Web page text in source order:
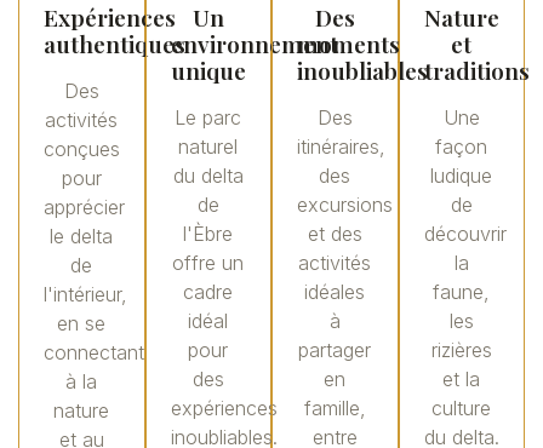
Expériences
authentiques
Des
activités
conçues
pour
apprécier
le delta
de
l'intérieur,
en se
connectant
à la
nature
et au
Un
environnement
unique
Le parc
naturel
du delta
de
l'Èbre
offre un
cadre
idéal
pour
des
expériences
inoubliables.
Des
moments
inoubliables
Des
itinéraires,
des
excursions
et des
activités
idéales
à
partager
en
famille,
entre
Nature
et
traditions
Une
façon
ludique
de
découvrir
la
faune,
les
rizières
et la
culture
du delta.